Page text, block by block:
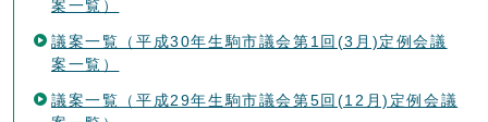
案一覧）
議案一覧（平成30年生駒市議会第1回(3月)定例会議
案一覧）
議案一覧（平成29年生駒市議会第5回(12月)定例会議